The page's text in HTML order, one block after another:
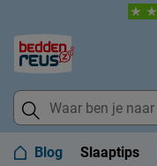
Blog Slaaptips